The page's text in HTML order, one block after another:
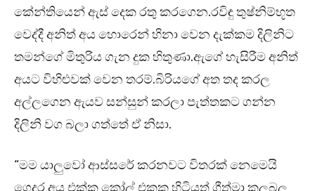
කේන්තියෙන් ඇස් දෙක රතු කරගෙන.රවිඳු තුෂ්නිම්භූත
වෙද්දී අනිත් අය හොරෙන් හිනා වෙන දැක්කම දිලිනිට
තමන්ගේ මිතුරිය ගැන දුක හිතුණා.ඇගේ හැසිරීම අනිත්
අයට විහිළුවක් වෙන තරම්.බිරියගේ අත තද කරල
අල්ලගෙන ඇයව සන්සුන් කරලා පැත්තකට ගන්න
දිලිනි වග බලා ගත්තේ ඒ නිසා.
“මම යාලුවෝ ආස්සරේ කරනවට විතරක් නෙමෙයි
ගෙදර අය එක්ක කෝල් එකක හිටියත් ගීත්මා කලබල